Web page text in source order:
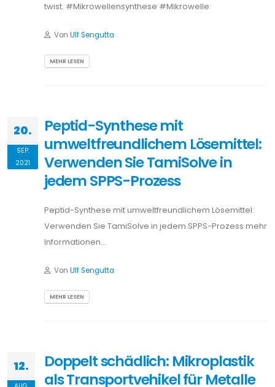
twist. #Mikrowellensynthese #Mikrowelle
Von Ulf Sengutta
MEHR LESEN
20.
SEP.
2021
Peptid-Synthese mit
umweltfreundlichem Lösemittel:
Verwenden Sie TamiSolve in
jedem SPPS-Prozess
Peptid-Synthese mit umweltfreundlichem Lösemittel:
Verwenden Sie TamiSolve in jedem SPPS-Prozess mehr
Informationen…
Von Ulf Sengutta
MEHR LESEN
12.
Doppelt schädlich: Mikroplastik
als Transportvehikel für Metalle